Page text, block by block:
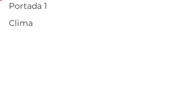
Portada 1
Clima